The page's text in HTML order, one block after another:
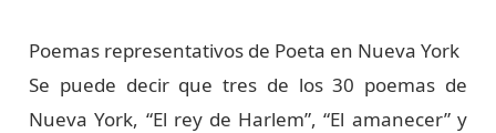
Poemas representativos de Poeta en Nueva York
Se puede decir que tres de los 30 poemas de
Nueva York, “El rey de Harlem”, “El amanecer” y